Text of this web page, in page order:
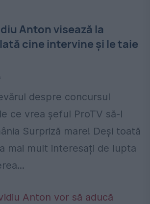
Anton visează la
cine intervine și le taie
despre concursul
ce vrea șeful ProTV să-l
Surpriză mare! Deși toată
mai mult interesați de lupta